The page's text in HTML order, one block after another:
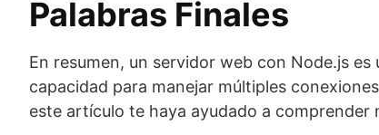
Palabras Finales
En resumen, un servidor web con Node.js
capacidad para manejar múltiples
este artículo te haya ayudado a comprender